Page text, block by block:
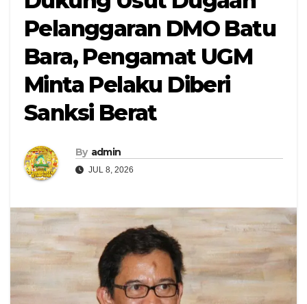
Pelanggaran DMO Batu
Bara, Pengamat UGM
Minta Pelaku Diberi
Sanksi Berat
By admin
JUL 8, 2026